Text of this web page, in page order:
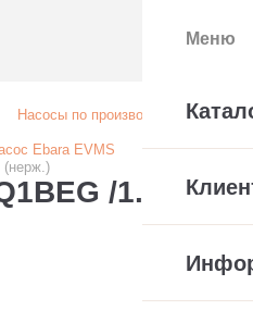
Насосы по производителю
Ebara EVMS
(нерж.)
/1.5
Меню